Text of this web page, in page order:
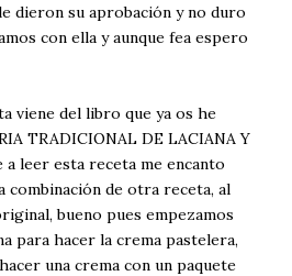
dieron su aprobación y no duro
con ella y aunque fea espero
viene del libro que ya os he
TRADICIONAL DE LACIANA Y
a leer esta receta me encanto
combinación de otra receta, al
bueno pues empezamos
para hacer la crema pastelera,
una crema con un paquete